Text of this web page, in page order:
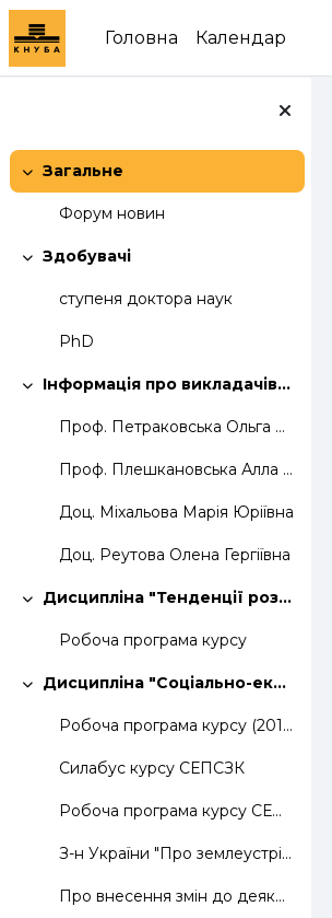
Перейти до головного вмісту
Головна
Календар
Згорнути
Загальне
Форум новин
Згорнути
Здобувачі
ступеня доктора наук
PhD
Згорнути
Інформація про викладачів що забезпечують освітню програму
Проф. Петраковська Ольга Сергіївна
Проф. Плешкановська Алла Михайлівна
Доц. Міхальова Марія Юріївна
Доц. Реутова Олена Гергіївна
Згорнути
Дисципліна "Тенденції розвитку кадастрових систем"
Робоча програма курсу
Згорнути
Дисципліна "Соціально-екологічні проблеми сучасного землеустрою"
Робоча програма курсу (2019)
Силабус курсу СЕПСЗК
Робоча програма курсу СЕПСЗК (2020)
З-н України "Про землеустрій"
Про внесення змін до деяких законодавчих актів України щодо планування використання земель